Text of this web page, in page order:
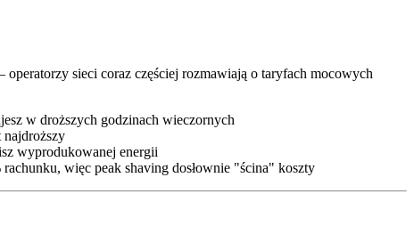
sieci coraz częściej rozmawiają o taryfach mocowych
w droższych godzinach wieczornych
wyprodukowanej energii
więc peak shaving dosłownie "ścina" koszty